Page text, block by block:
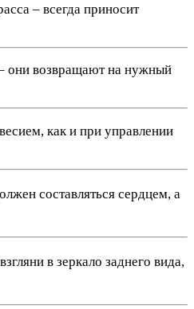
– всегда приносит
они возвращают на нужный
как и при управлении
составляться сердцем, а
в зеркало заднего вида,